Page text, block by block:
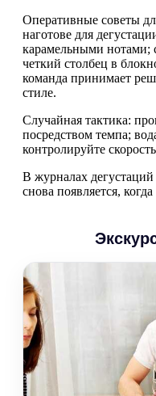
Оперативные советы
наготове для
карамельными нотами;
четкий столбец в
команда принимает
стиле.
Случайная тактика:
посредством темпа;
контролируйте
В журналах дегустаций
снова появляется,